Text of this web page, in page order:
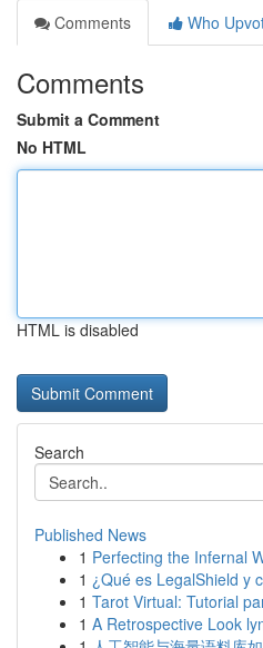
Comments
Who
Comments
Submit a Comment
No HTML
HTML is disabled
Search
Published News
1 Perfecting the Infernal
1 ¿Qué es LegalShield y
1 Tarot Virtual: Tutorial
1 A Retrospective Look